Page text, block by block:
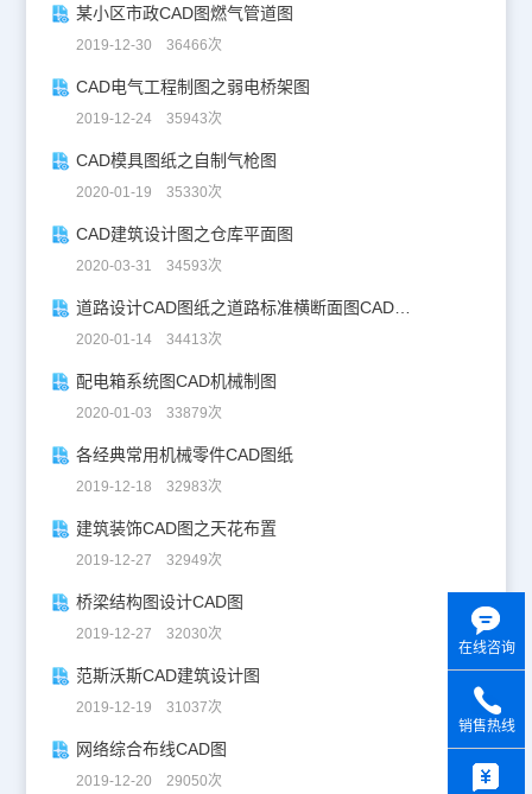
某小区市政CAD图燃气管道图
2019-12-30 36466次
CAD电气工程制图之弱电桥架图
2019-12-24 35943次
CAD模具图纸之自制气枪图
2020-01-19 35330次
CAD建筑设计图之仓库平面图
2020-03-31 34593次
道路设计CAD图纸之道路标准横断面图CAD图纸
2020-01-14 34413次
配电箱系统图CAD机械制图
2020-01-03 33879次
各经典常用机械零件CAD图纸
2019-12-18 32983次
建筑装饰CAD图之天花布置
2019-12-27 32949次
桥梁结构图设计CAD图
2019-12-27 32030次
范斯沃斯CAD建筑设计图
2019-12-19 31037次
网络综合布线CAD图
2019-12-20 29050次
在线咨询
销售热线